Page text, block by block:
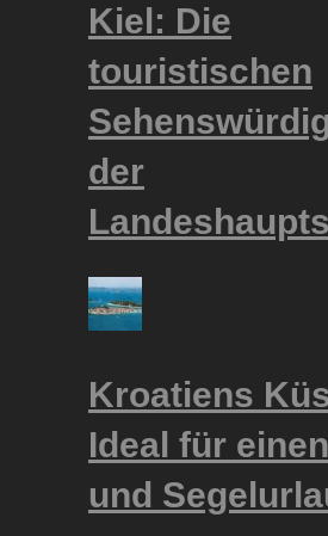
Kiel: Die
touristischen
der
Kroatiens
Ideal für
und